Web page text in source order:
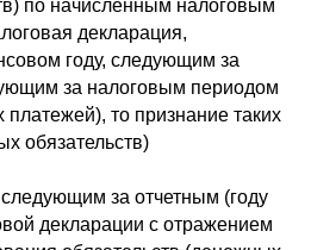
по начисленным налоговым
декларация,
году, следующим за
за налоговым периодом
то признание таких
обязательств)
за отчетным (году
декларации с отражением